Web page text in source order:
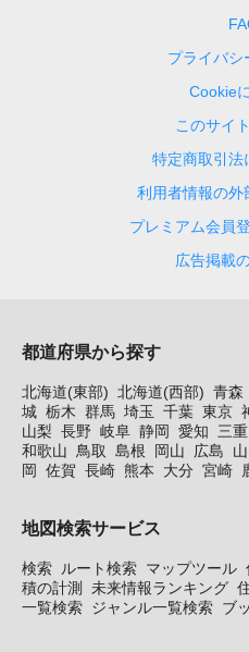
プライバシ
Cookie
このサイ
特定商取引法
利用者情報の外
プレミアム会員
広告掲載
都道府県から探す
北海道(東部) 北海道(西部) 青森
城 栃木 群馬 埼玉 千葉 東京
山梨 長野 岐阜 静岡 愛知 三重
和歌山 鳥取 島根 岡山 広島
岡
佐賀 長崎 熊本 大分 宮崎
地図検索サービス
検索 ルート検索 マップツール
積の計測
未来情報ランキング
一覧検索 ジャンル一覧検索 ブ